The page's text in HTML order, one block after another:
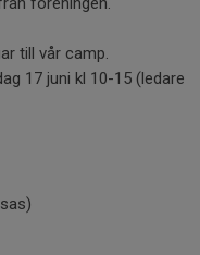
till vår camp.
17 juni kl 10-15 (ledare